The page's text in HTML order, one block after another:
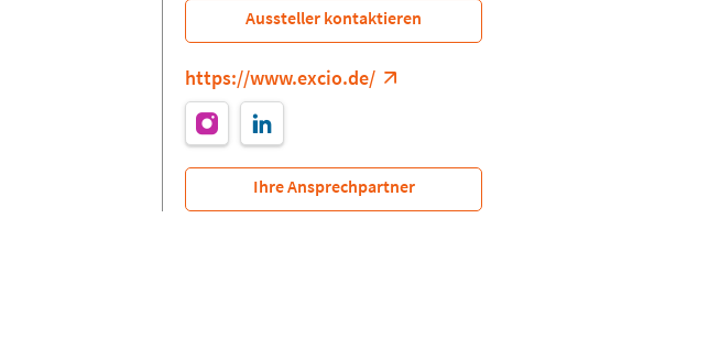
Aussteller kontaktieren
https://www.excio.de/
Ihre Ansprechpartner